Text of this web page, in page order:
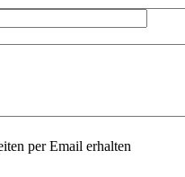
per Email erhalten